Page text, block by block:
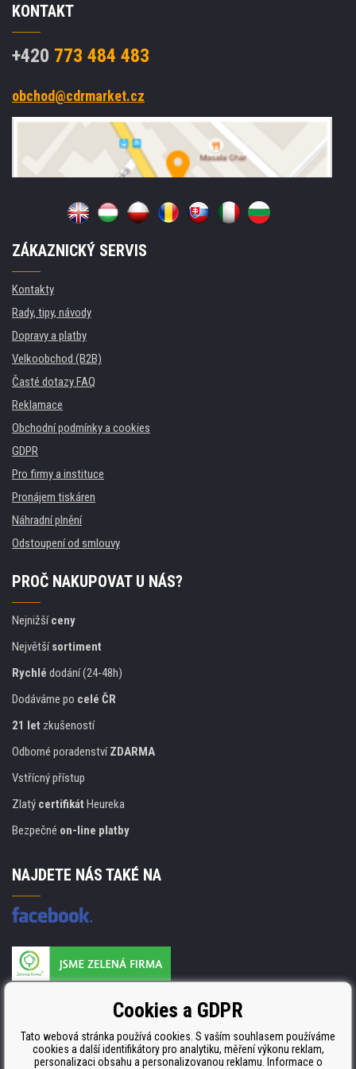
KONTAKT
+420 773 484 483
obchod@cdrmarket.cz
ZÁKAZNICKÝ SERVIS
Kontakty
Rady, tipy, návody
Dopravy a platby
Velkoobchod (B2B)
Časté dotazy FAQ
Reklamace
Obchodní podmínky a cookies
GDPR
Pro firmy a instituce
Pronájem tiskáren
Náhradní plnění
Odstoupení od smlouvy
PROČ NAKUPOVAT U NÁS?
Nejnižšíceny
Největšísortiment
Rychlé dodání (24-48h)
Dodáváme po celé ČR
21 let zkušeností
Odborné poradenstvíZDARMA
Vstřícný přístup
Zlatý certifikát Heureka
Bezpečné on-line platby
NAJDETE NÁS TAKÉ NA
ISO 9001. ISO 14001 a STMC.Cookies a GDPR
Tato webová stránka používá cookies. S vaším souhlasem používáme
cookies a další identifikátory pro analytiku, měření výkonu reklam,
personalizaci obsahu a personalizovanou reklamu. Informace o